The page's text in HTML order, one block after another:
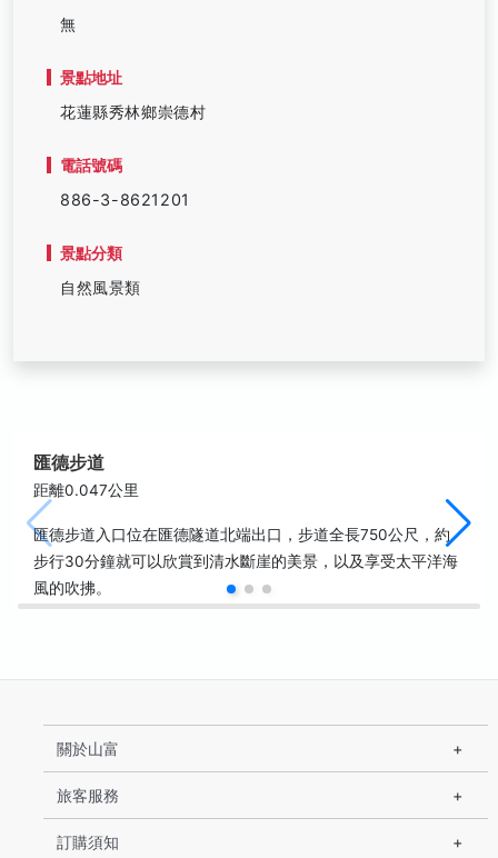
無
景點地址
花蓮縣秀林鄉崇德村
電話號碼
886-3-8621201
景點分類
自然風景類
匯德步道
距離0.047公里
匯德步道入口位在匯德隧道北端出口，步道全長750公尺，約
步行30分鐘就可以欣賞到清水斷崖的美景，以及享受太平洋海
風的吹拂。
關於山富
旅客服務
訂購須知